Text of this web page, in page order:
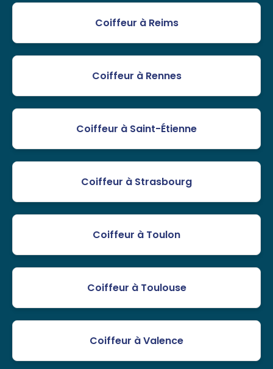
Coiffeur à Reims
Coiffeur à Rennes
Coiffeur à Saint-Étienne
Coiffeur à Strasbourg
Coiffeur à Toulon
Coiffeur à Toulouse
Coiffeur à Valence